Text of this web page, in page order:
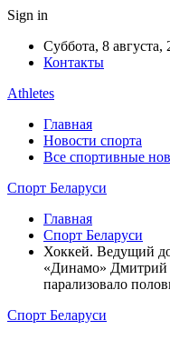
Sign in
Суббота, 8 августа,
Контакты
Athletes
Главная
Новости спорта
Все спортивные
Спорт Беларуси
Главная
Спорт Беларуси
Хоккей. Ведущий
«Динамо» Дмитрий
парализовало
Спорт Беларуси